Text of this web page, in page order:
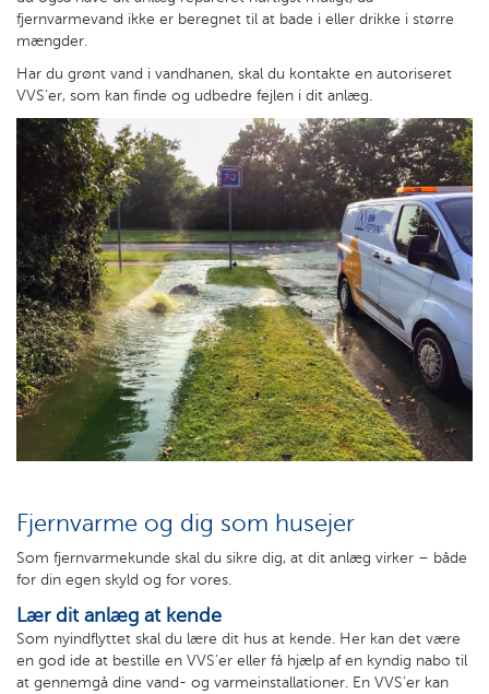
fjernvarmevand ikke er beregnet til at bade i eller drikke i større
mængder.
Har du grønt vand i vandhanen, skal du kontakte en autoriseret
VVS'er, som kan finde og udbedre fejlen i dit anlæg.
Fjernvarme og dig som husejer
Som fjernvarmekunde skal du sikre dig, at dit anlæg virker – både
for din egen skyld og for vores.
Lær dit anlæg at kende
Som nyindflyttet skal du lære dit hus at kende. Her kan det være
en god ide at bestille en VVS’er eller få hjælp af en kyndig nabo til
at gennemgå dine vand- og varmeinstallationer. En VVS’er kan